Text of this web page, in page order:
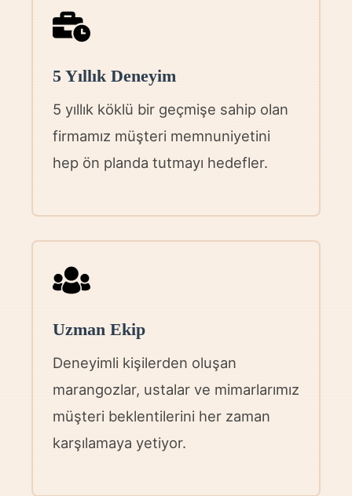
5 Yıllık Deneyim
5 yıllık köklü bir geçmişe sahip olan
firmamız müşteri memnuniyetini
hep ön planda tutmayı hedefler.
Uzman Ekip
Deneyimli kişilerden oluşan
marangozlar, ustalar ve mimarlarımız
müşteri beklentilerini her zaman
karşılamaya yetiyor.